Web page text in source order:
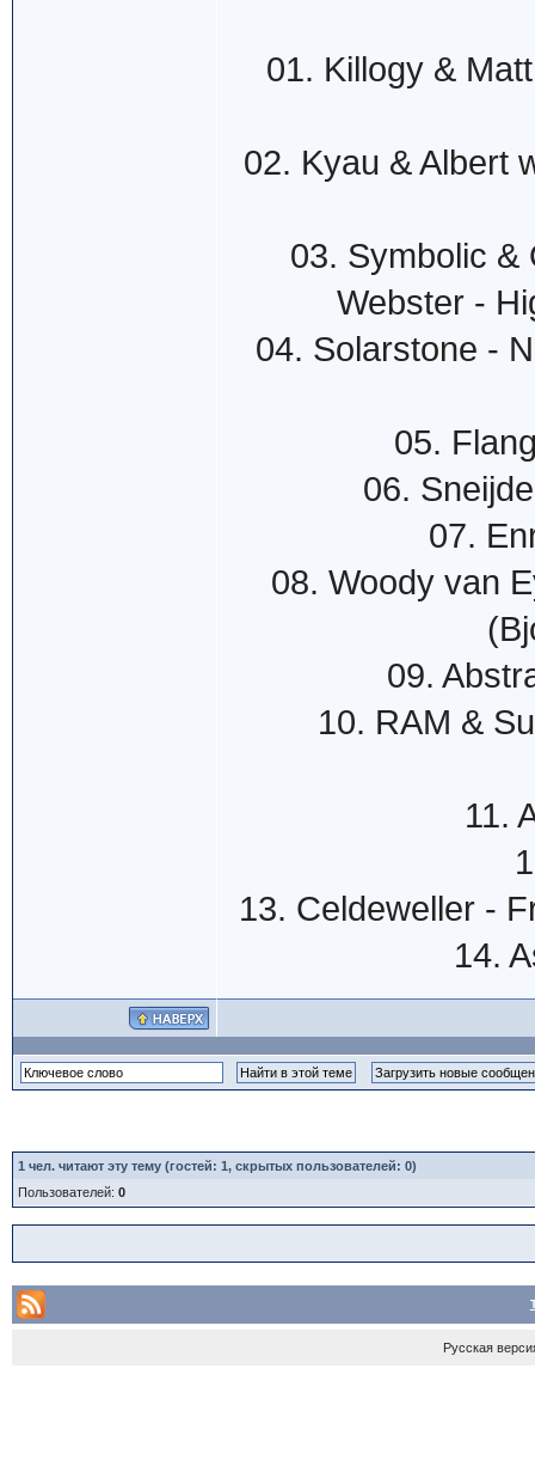
01. Killogy &
02. Kyau & Albert
03. Symbolic &
Webster -
04. Solarstone -
05.
06.
07.
08. Woody van
09.
10. RAM &
11.
13. Celdeweller -
14.
1 чел. читают эту тему (гостей: 1, скрытых пользователей: 0)
Пользователей: 0
Русская